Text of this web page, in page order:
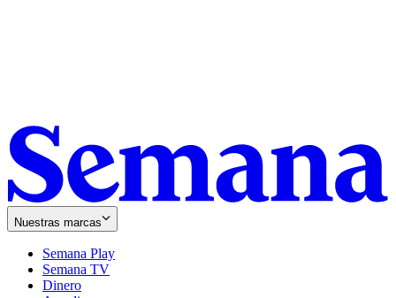
Nuestras marcas
Semana Play
Semana TV
Dinero